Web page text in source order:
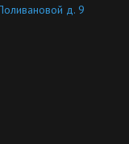
д. 9